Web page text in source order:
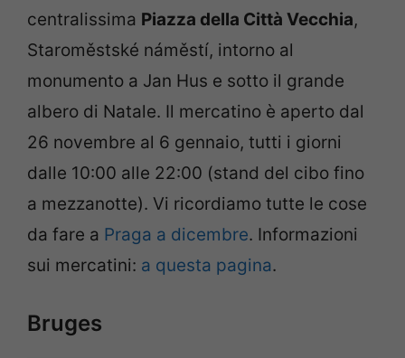
centralissima Piazza della Città Vecchia,
Staroměstské náměstí, intorno al
monumento a Jan Hus e sotto il grande
albero di Natale. Il mercatino è aperto dal
26 novembre al 6 gennaio, tutti i giorni
dalle 10:00 alle 22:00 (stand del cibo fino
a mezzanotte). Vi ricordiamo tutte le cose
da fare a Praga a dicembre. Informazioni
sui mercatini: a questa pagina.
Bruges